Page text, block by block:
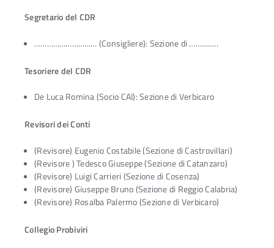
Segretario del CDR
………………………… (Consigliere): Sezione di …………..
Tesoriere del CDR
De Luca Romina (Socio CAI): Sezione di Verbicaro
Revisori dei Conti
(Revisore) Eugenio Costabile (Sezione di Castrovillari)
(Revisore ) Tedesco Giuseppe (Sezione di Catanzaro)
(Revisore) Luigi Carrieri (Sezione di Cosenza)
(Revisore) Giuseppe Bruno (Sezione di Reggio Calabria)
(Revisore) Rosalba Palermo (Sezione di Verbicaro)
Collegio Probiviri